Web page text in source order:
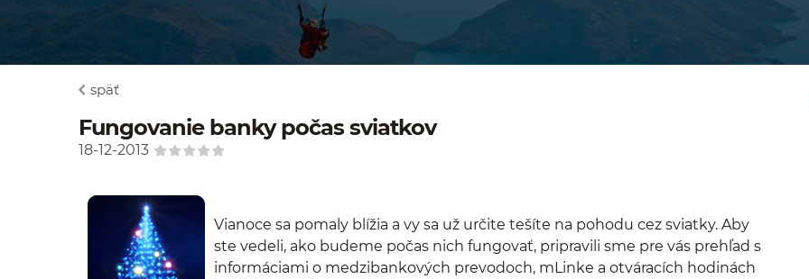
späť
Fungovanie banky počas sviatkov
18-12-2013
Vianoce sa pomaly blížia a vy sa už určite tešíte na pohodu cez sviatky. Aby
ste vedeli, ako budeme počas nich fungovať, pripravili sme pre vás prehľad s
informáciami o medzibankových prevodoch, mLinke a otváracích hodinách